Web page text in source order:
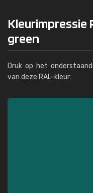
Kleurimpressie
green
Druk op het
van deze RAL-kleur: